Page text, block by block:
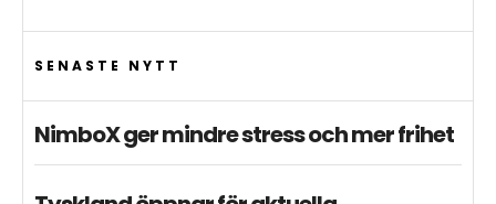
SENASTE NYTT
NimboX ger mindre stress och mer frihet